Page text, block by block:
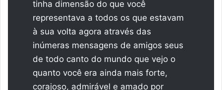
tinha dimensão do que você
representava a todos os que estavam
à sua volta agora através das
inúmeras mensagens de amigos seus
de todo canto do mundo que vejo o
quanto você era ainda mais forte,
corajoso, admirável e amado por